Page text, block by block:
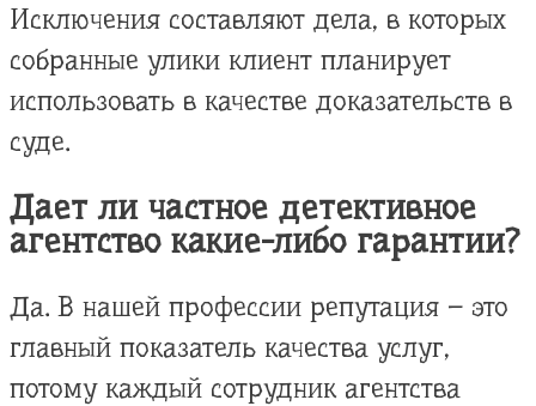
Исключения составляют дела, в которых
собранные улики клиент планирует
использовать в качестве доказательств в
суде.
Дает ли частное детективное
агентство какие-либо гарантии?
Да. В нашей профессии репутация – это
главный показатель качества услуг,
потому каждый сотрудник агентства